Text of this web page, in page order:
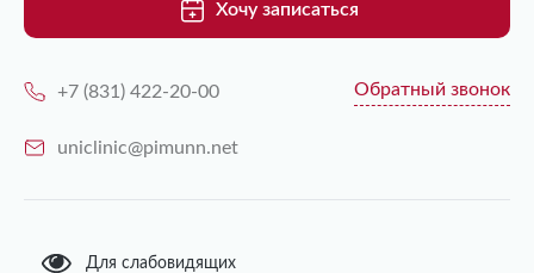
Хочу записаться
+7 (831) 422-20-00 Обратный звонок
uniclinic@pimunn.net
Для слабовидящих